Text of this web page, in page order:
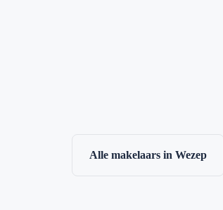
Alle makelaars in Wezep